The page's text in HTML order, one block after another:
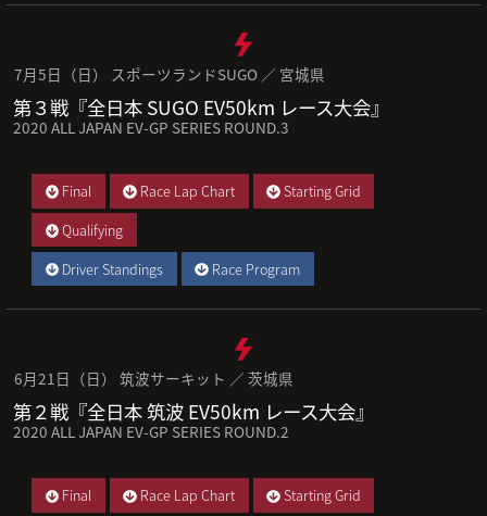
7月5日（日） スポーツランドSUGO ／ 宮城県
第３戦『全日本 SUGO EV50km レース大会』
2020 ALL JAPAN EV-GP SERIES ROUND.3
Final Race Lap Chart
Starting Grid
Qualifying
Driver Standings
Race Program
6月21日（日） 筑波サーキット ／ 茨城県
第２戦『全日本 筑波 EV50km レース大会』
2020 ALL JAPAN EV-GP SERIES ROUND.2
Final Race Lap Chart Starting Grid